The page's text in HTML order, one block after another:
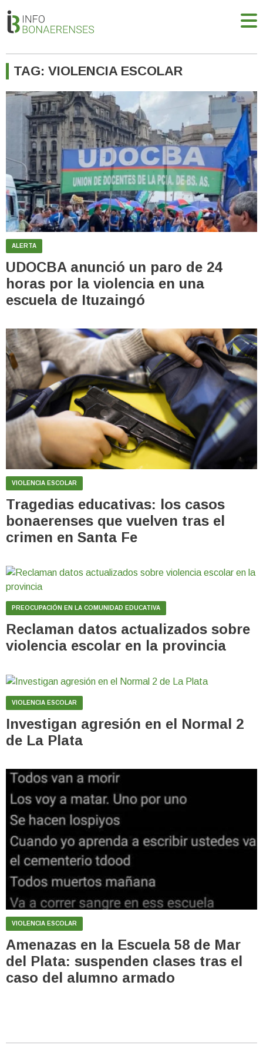
TAG: VIOLENCIA ESCOLAR
ALERTA
UDOCBA anunció un paro de 24
horas por la violencia en una
escuela de Ituzaingó
VIOLENCIA ESCOLAR
Tragedias educativas: los casos
bonaerenses que vuelven tras el
crimen en Santa Fe
PREOCUPACIÓN EN LA COMUNIDAD EDUCATIVA
Reclaman datos actualizados sobre
violencia escolar en la provincia
VIOLENCIA ESCOLAR
Investigan agresión en el Normal 2
de La Plata
VIOLENCIA ESCOLAR
Amenazas en la Escuela 58 de Mar
del Plata: suspenden clases tras el
caso del alumno armado